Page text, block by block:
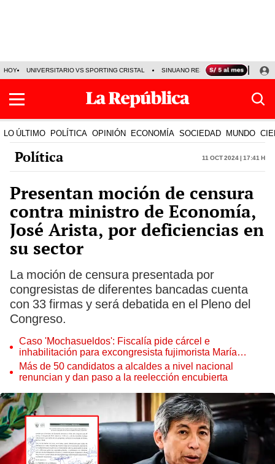
HOY UNIVERSITARIO VS SPORTING CRISTAL SINUANO RESULTADOS HOY
LO ÚLTIMO POLÍTICA OPINIÓN ECONOMÍA SOCIEDAD MUNDO
Política 11 Oct 2024 | 17:41 h
Presentan moción de censura
contra ministro de Economía,
José Arista, por deficiencias en
su sector
La moción de censura presentada por
congresistas de diferentes bancadas cuenta
con 33 firmas y será debatida en el Pleno del
Congreso.
Caso 'Mochasueldos': Fiscalía pide cárcel e
inhabilitación para excongresista fujimorista María
Cordero Jon Tay
Más de 50 candidatos a alcaldes a nivel nacional
renuncian y dan paso a la reelección encubierta